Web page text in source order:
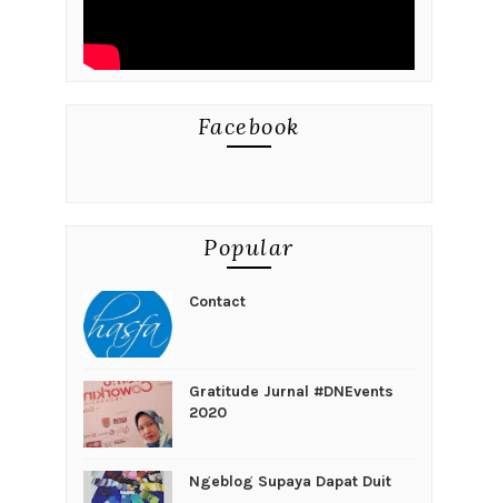
Facebook
Popular
Contact
Gratitude Jurnal #DNEvents
2020
Ngeblog Supaya Dapat Duit